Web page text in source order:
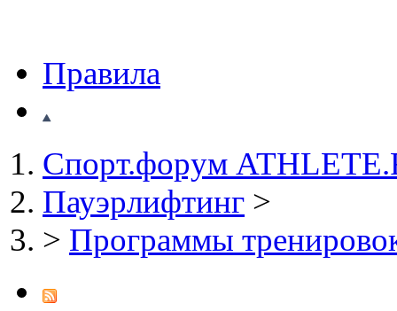
Правила
Спорт.форум
Пауэрлифтинг >
> Программы